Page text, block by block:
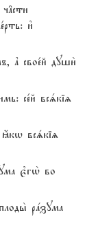
и3
ґ свое1й души2
се1й всsкіz
ћкw всsкіz
є3гw2 во
рaзума